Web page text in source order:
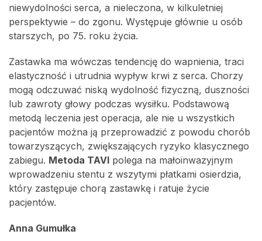
niewydolności serca, a nieleczona, w kilkuletniej
perspektywie – do zgonu. Występuje głównie u osób
starszych, po 75. roku życia.
Zastawka ma wówczas tendencję do wapnienia, traci
elastyczność i utrudnia wypływ krwi z serca. Chorzy
mogą odczuwać niską wydolność fizyczną, duszności
lub zawroty głowy podczas wysiłku. Podstawową
metodą leczenia jest operacja, ale nie u wszystkich
pacjentów można ją przeprowadzić z powodu chorób
towarzyszących, zwiększających ryzyko klasycznego
zabiegu. Metoda TAVI polega na małoinwazyjnym
wprowadzeniu stentu z wszytymi płatkami osierdzia,
który zastępuje chorą zastawkę i ratuje życie
pacjentów.
Anna Gumułka